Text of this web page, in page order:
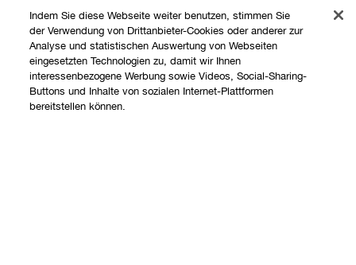
Shoppen
Indem Sie diese Webseite weiter benutzen, stimmen Sie
der Verwendung von Drittanbieter-Cookies oder anderer zur
Analyse und statistischen Auswertung von Webseiten
eingesetzten Technologien zu, damit wir Ihnen
interessenbezogene Werbung sowie Videos, Social-Sharing-
Buttons und Inhalte von sozialen Internet-Plattformen
bereitstellen können.